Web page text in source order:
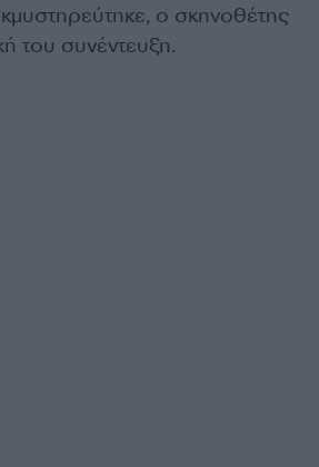
ο σκηνοθέτης
του συνέντευξη.